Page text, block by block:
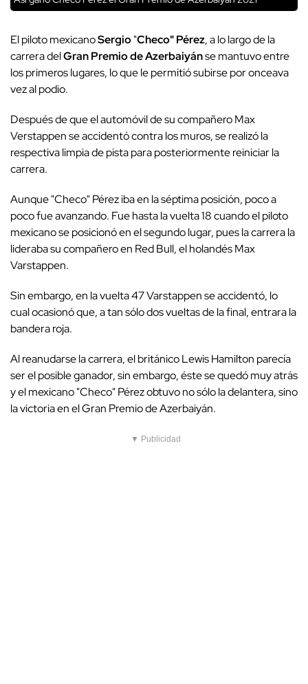
El piloto mexicanoSergio"Checo" Pérez, a lo largo de la
carrera delGran Premio de Azerbaiyánse mantuvo entre
los primeros lugares, lo que le permitió subirse por onceava
vez al podio.
Después de que el automóvil de su compañero Max
Verstappen se accidentó contra los muros, se realizó la
respectiva limpia de pista para posteriormente reiniciar la
carrera.
Aunque "Checo" Pérez iba en la séptima posición, poco a
poco fue avanzando. Fue hasta la vuelta 18 cuando el piloto
mexicano se posicionó en el segundo lugar, pues la carrera la
lideraba su compañero en Red Bull, el holandés Max
Varstappen.
Sin embargo, en la vuelta 47 Varstappen se accidentó, lo
cual ocasionó que, a tan sólo dos vueltas de la final, entrara la
bandera roja.
Al reanudarse la carrera, el británico Lewis Hamilton parecía
ser el posible ganador, sin embargo, éste se quedó muy atrás
y el mexicano "Checo" Pérez obtuvo no sólo la delantera, sino
la victoria en el Gran Premio de Azerbaiyán.
▼ Publicidad